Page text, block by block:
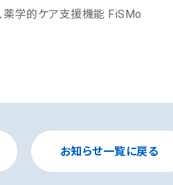
薬学的ケア支援機能 FiSMo
お知らせ一覧に戻る